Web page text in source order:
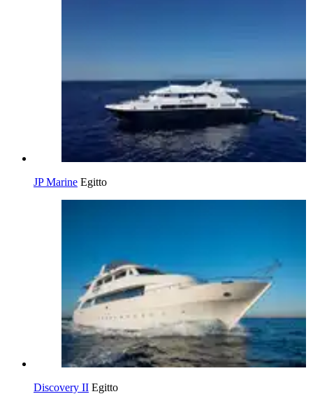
JP Marine Egitto
Discovery II Egitto